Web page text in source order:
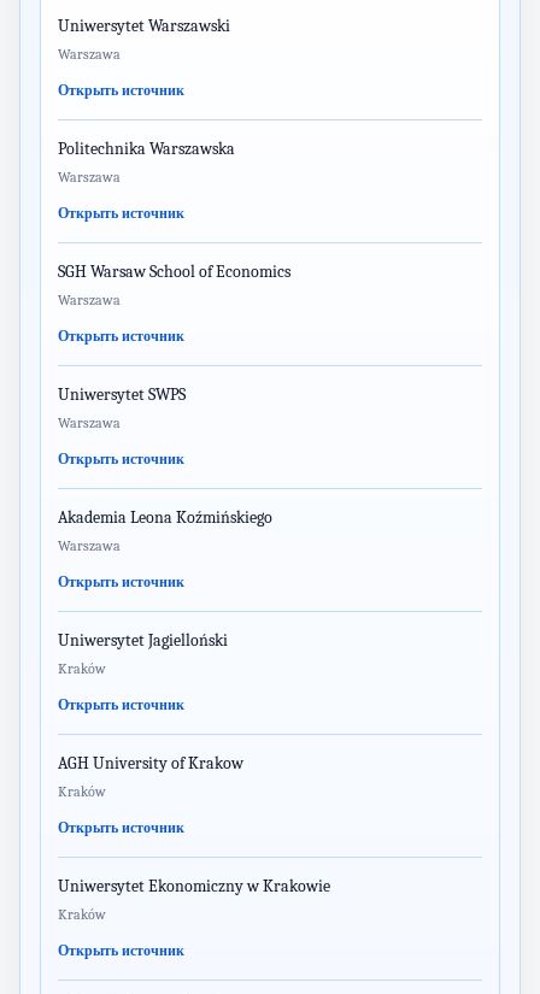
Uniwersytet Warszawski
Warszawa
Открыть источник
Politechnika Warszawska
Warszawa
Открыть источник
SGH Warsaw School of Economics
Warszawa
Открыть источник
Uniwersytet SWPS
Warszawa
Открыть источник
Akademia Leona Koźmińskiego
Warszawa
Открыть источник
Uniwersytet Jagielloński
Kraków
Открыть источник
AGH University of Krakow
Kraków
Открыть источник
Uniwersytet Ekonomiczny w Krakowie
Kraków
Открыть источник